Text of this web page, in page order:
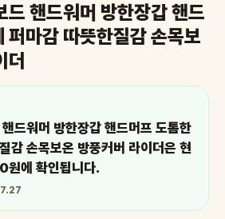
드 핸드워머 방한장갑 핸드
퍼마감 따뜻한질감 손목보
더
드워머 방한장갑 핸드머프 도톰한
감 손목보온 방풍커버 라이더은 현
원에 확인됩니다.